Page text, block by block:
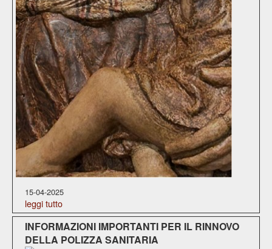
15-04-2025
leggi tutto
INFORMAZIONI IMPORTANTI PER IL RINNOVO
DELLA POLIZZA SANITARIA